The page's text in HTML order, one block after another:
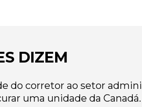
DIZEM
do corretor ao setor
uma unidade da